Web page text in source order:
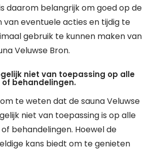
daarom belangrijk om goed op de
van eventuele acties en tijdig te
gebruik te kunnen maken van
Veluwse Bron.
niet van toepassing op alle
behandelingen.
te weten dat de sauna Veluwse
niet van toepassing is op alle
behandelingen. Hoewel de
kans biedt om te genieten